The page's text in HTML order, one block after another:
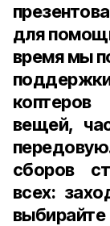
для
время мы
вещей,
сборов
всех: